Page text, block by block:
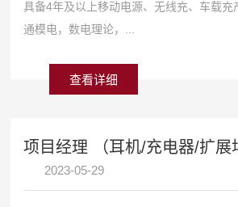
具备4年及以上移动电源、无线充、车载充
通模电，数电理论，...
查看详细
项目经理 （耳机/充电器/扩展
2023-05-29